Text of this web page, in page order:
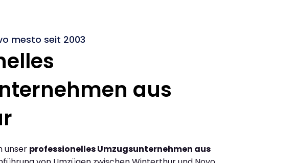
mesto seit 2003
aus
unser professionelles Umzugsunternehmen aus